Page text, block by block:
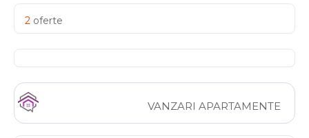
VANZARI APARTAMENTE
2 oferte